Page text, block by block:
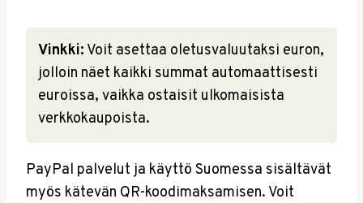
Vinkki: Voit asettaa oletusvaluutaksi euron,
jolloin näet kaikki summat automaattisesti
euroissa, vaikka ostaisit ulkomaisista
verkkokaupoista.
PayPal palvelut ja käyttö Suomessa sisältävät
myös kätevän QR-koodimaksamisen. Voit